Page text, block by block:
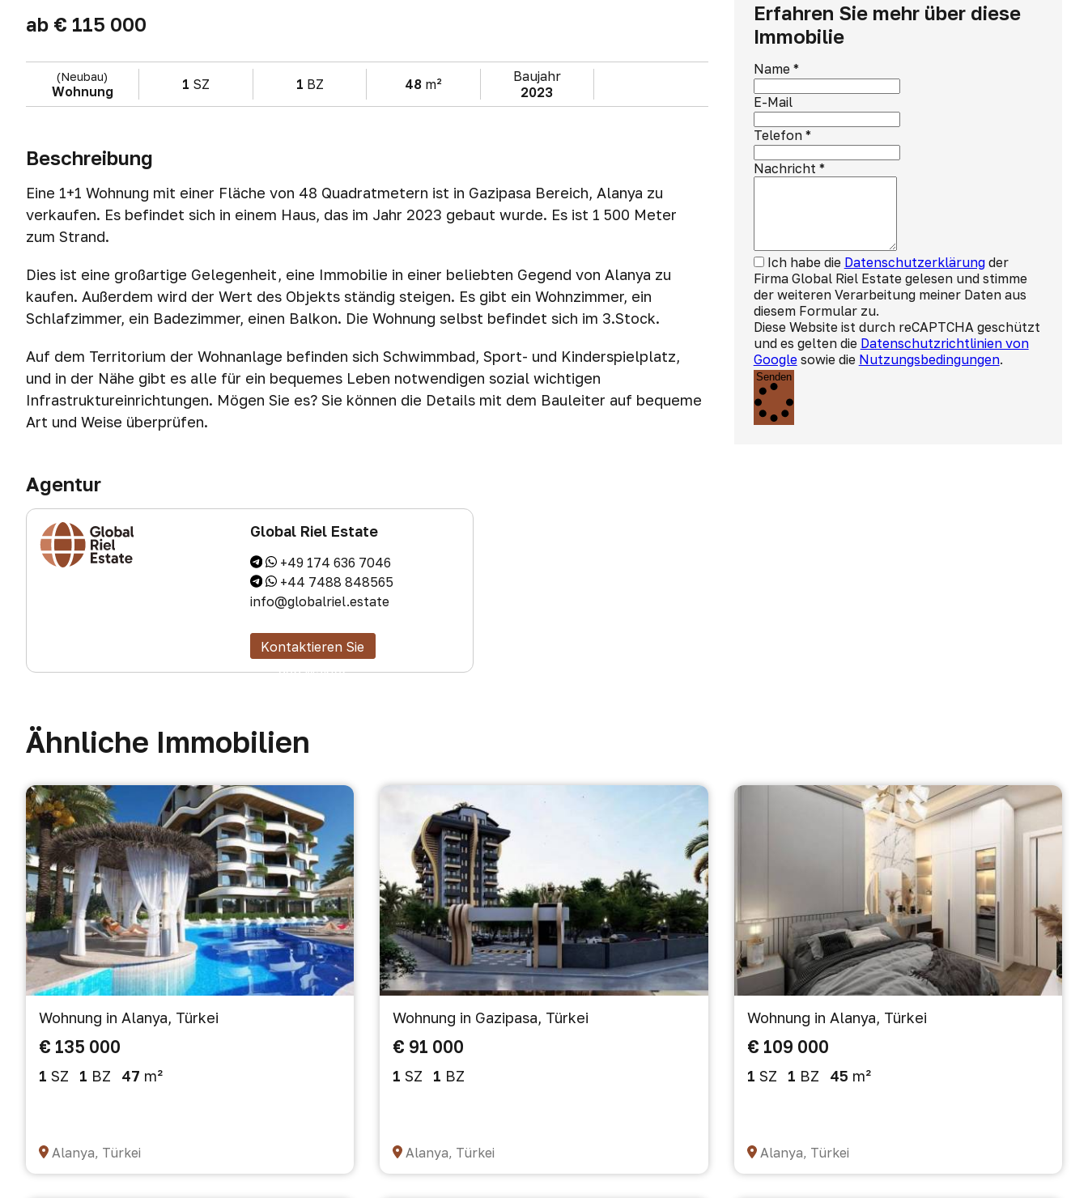
ab € 115 000
(Neubau)
Wohnung 1 SZ 1 BZ 48 m²
Baujahr
2023
Beschreibung
Eine 1+1 Wohnung mit einer Fläche von 48 Quadratmetern ist in Gazipasa Bereich, Alanya zu
verkaufen. Es befindet sich in einem Haus, das im Jahr 2023 gebaut wurde. Es ist 1 500 Meter
zum Strand.
Dies ist eine großartige Gelegenheit, eine Immobilie in einer beliebten Gegend von Alanya zu
kaufen. Außerdem wird der Wert des Objekts ständig steigen. Es gibt ein Wohnzimmer, ein
Schlafzimmer, ein Badezimmer, einen Balkon. Die Wohnung selbst befindet sich im 3.Stock.
Auf dem Territorium der Wohnanlage befinden sich Schwimmbad, Sport- und Kinderspielplatz,
und in der Nähe gibt es alle für ein bequemes Leben notwendigen sozial wichtigen
Infrastruktureinrichtungen. Mögen Sie es? Sie können die Details mit dem Bauleiter auf bequeme
Art und Weise überprüfen.
Agentur
Global Riel Estate
+49 174 636 7046
+44 7488 848565
info@globalriel.estate
Kontaktieren Sie
den Makler
Erfahren Sie mehr über diese
Immobilie
Name*
E-Mail
Telefon*
Nachricht *
Ich habe die Datenschutzerklärungder
Firma Global Riel Estate gelesen und stimme
der weiteren Verarbeitung meiner Daten aus
diesem Formular zu.
Diese Website ist durch reCAPTCHA geschützt
und es gelten die Datenschutzrichtlinien von
Googlesowie die Nutzungsbedingungen.
Senden
Ähnliche Immobilien
Wohnung in Alanya, Türkei
€ 135 000
1 SZ 1 BZ 47 m²
Alanya, Türkei
Wohnung in Gazipasa, Türkei
€ 91 000
1 SZ 1 BZ
Alanya, Türkei
Wohnung in Alanya, Türkei
€ 109 000
1 SZ 1 BZ 45 m²
Alanya, Türkei